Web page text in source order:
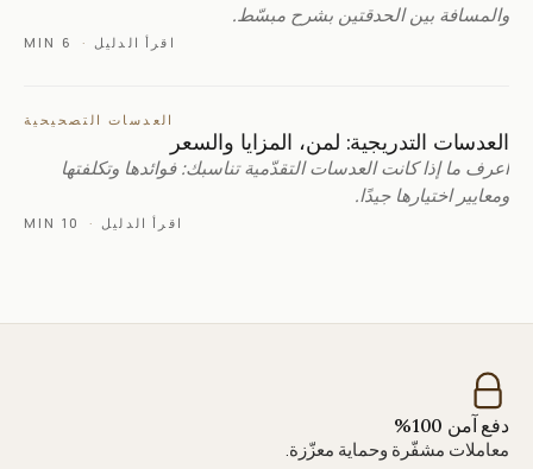
والمسافة بين الحدقتين بشرح مبسّط.
اقرأ الدليل ·
6 MIN
العدسات التصحيحية
العدسات التدريجية: لمن، المزايا والسعر
اعرف ما إذا كانت العدسات التقدّمية تناسبك: فوائدها وتكلفتها
ومعايير اختيارها جيدًا.
اقرأ الدليل ·
10 MIN
دفع آمن 100%
معاملات مشفّرة وحماية معزّزة.